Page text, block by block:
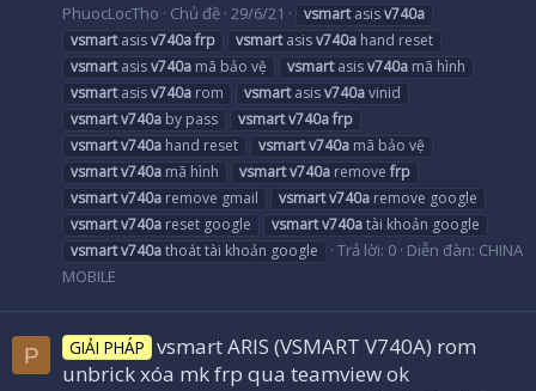
PhuocLocTho Chủ đề 29/6/21 vsmartasisv740a
vsmartasisv740afrp vsmartasisv740a hand reset
vsmartasisv740a mã bảo vệ vsmartasisv740a mã hình
vsmartasisv740a rom vsmartasisv740avinid
vsmartv740a by pass vsmartv740afrp
vsmartv740a hand reset vsmartv740a mã bảo vệ
vsmartv740a mã hình vsmartv740a removefrp
vsmartv740a remove gmail vsmartv740a remove google
vsmartv740a reset google vsmartv740atài khoản google
vsmartv740athoát tài khoản google Trả lời: 0 Diễn đàn: CHINA
MOBILE
P GIẢI PHÁP vsmart ARIS (VSMART V740A) rom
unbrick xóa mk frp qua teamview ok